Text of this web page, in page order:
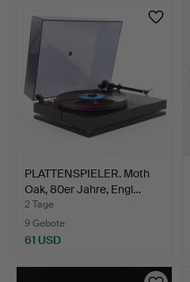
PLATTENSPIELER. Moth
Oak, 80er Jahre, Engl…
2 Tage
9 Gebote
61 USD